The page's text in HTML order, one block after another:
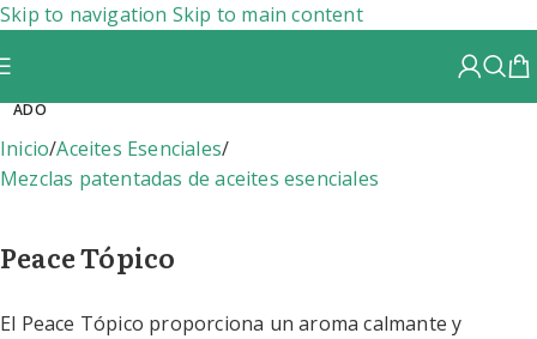
Skip to navigation Skip to main content
ADO
Inicio/Aceites Esenciales/
Mezclas patentadas de aceites esenciales
Peace Tópico
El Peace Tópico proporciona un aroma calmante y